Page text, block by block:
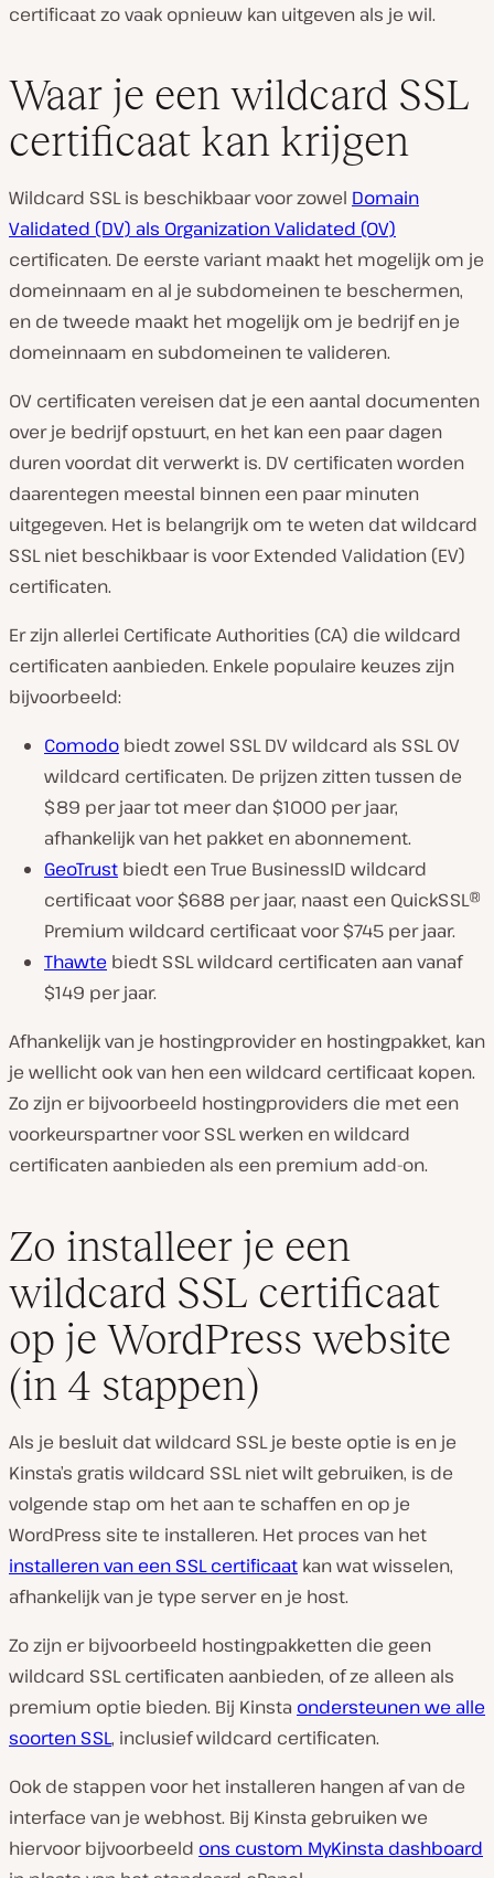
certificaat zo vaak opnieuw kan uitgeven als je wil.
Waar je een wildcard SSL
certificaat kan krijgen
Wildcard SSL is beschikbaar voor zowel Domain
Validated (DV) als Organization Validated (OV)
certificaten. De eerste variant maakt het mogelijk om je
domeinnaam en al je subdomeinen te beschermen,
en de tweede maakt het mogelijk om je bedrijfen je
domeinnaam en subdomeinen te valideren.
OV certificaten vereisen dat je een aantal documenten
over je bedrijf opstuurt, en het kan een paar dagen
duren voordat dit verwerkt is. DV certificaten worden
daarentegen meestal binnen een paar minuten
uitgegeven. Het is belangrijk om te weten dat wildcard
SSL niet beschikbaar is voor Extended Validation (EV)
certificaten.
Er zijn allerlei Certificate Authorities (CA) die wildcard
certificaten aanbieden. Enkele populaire keuzes zijn
bijvoorbeeld:
Comodo biedt zowel SSL DV wildcard als SSL OV
wildcard certificaten. De prijzen zitten tussen de
$89 per jaar tot meer dan $1000 per jaar,
afhankelijk van het pakket en abonnement.
GeoTrust biedt een True BusinessID wildcard
certificaat voor $688 per jaar, naast een QuickSSL®
Premium wildcard certificaat voor $745 per jaar.
Thawte biedt SSL wildcard certificaten aan vanaf
$149 per jaar.
Afhankelijk van je hostingprovider en hostingpakket, kan
je wellicht ook van hen een wildcard certificaat kopen.
Zo zijn er bijvoorbeeld hostingproviders die met een
voorkeurspartner voor SSL werken en wildcard
certificaten aanbieden als een premium add-on.
Zo installeer je een
wildcard SSL certificaat
op je WordPress website
(in 4 stappen)
Als je besluit dat wildcard SSL je beste optie is en je
Kinsta’s gratis wildcard SSL niet wilt gebruiken, is de
volgende stap om het aan te schaffen en op je
WordPress site te installeren. Het proces van het
installeren van een SSL certificaat kan wat wisselen,
afhankelijk van je type server en je host.
Zo zijn er bijvoorbeeld hostingpakketten die geen
wildcard SSL certificaten aanbieden, of ze alleen als
premium optie bieden. Bij Kinsta ondersteunen we alle
soorten SSL, inclusief wildcard certificaten.
Ook de stappen voor het installeren hangen af van de
interface van je webhost. Bij Kinsta gebruiken we
hiervoor bijvoorbeeld ons custom MyKinsta dashboard